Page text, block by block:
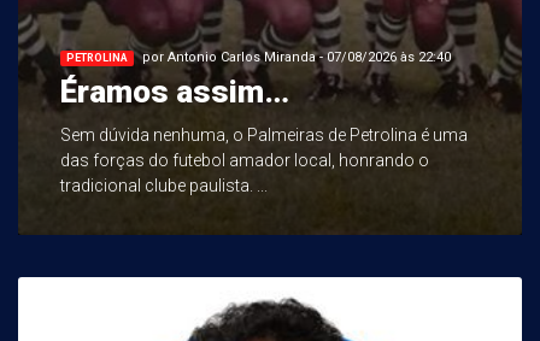
PETROLINA por Antonio Carlos Miranda - 07/08/2026 às 22:40
Éramos assim…
Sem dúvida nenhuma, o Palmeiras de Petrolina é uma
das forças do futebol amador local, honrando o
tradicional clube paulista. ...